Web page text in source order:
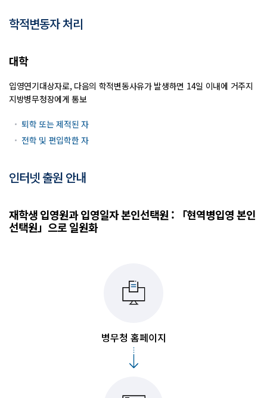
학적변동자 처리
대학
입영연기대상자로, 다음의 학적변동사유가 발생하면 14일 이내에 거주지
지방병무청장에게 통보
퇴학 또는 제적된 자
전학 및 편입학한 자
인터넷 출원 안내
재학생 입영원과 입영일자 본인선택원 : 「현역병입영 본인
선택원」으로 일원화
병무청 홈페이지